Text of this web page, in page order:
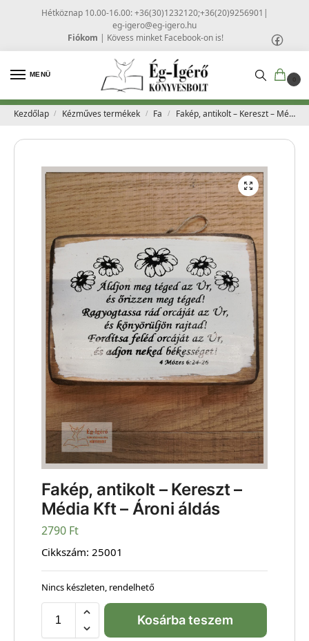
Hétköznap 10.00-16.00: +36(30)1232120;+36(20)9256901 |
eg-igero@eg-igero.hu
Fiókom | Kövess minket Facebook-on is!
MENÜ
0
Kezdőlap / Kézműves termékek / Fa / Fakép, antikolt – Kereszt – Média Kft – Ároni áldás
Fakép, antikolt – Kereszt –
Média Kft – Ároni áldás
2790 Ft
Cikkszám: 25001
Nincs készleten, rendelhető
Kosárba teszem